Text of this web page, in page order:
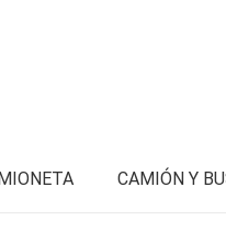
CAMIÓN Y